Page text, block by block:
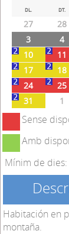
PrevDL. DT.
27 28
3
4
10
11
17
18
24
25
31
1
Sense
Amb
Mínim de dies:
Habitación en
montaña.